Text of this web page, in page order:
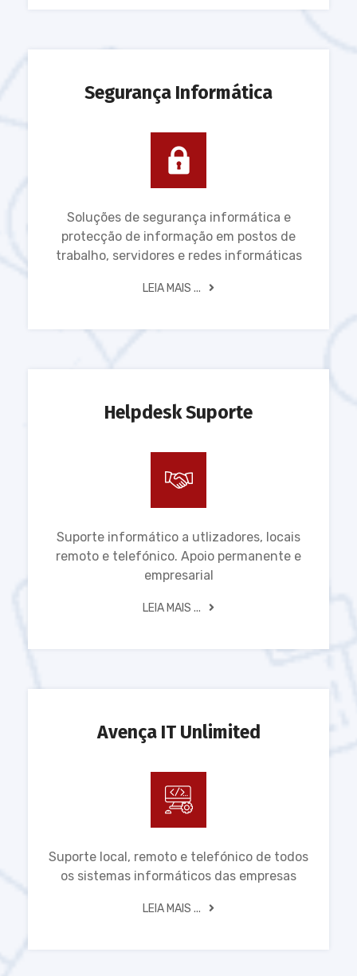
Segurança Informática
Soluções de segurança informática e
protecção de informação em postos de
trabalho, servidores e redes informáticas
LEIA MAIS ...
Helpdesk Suporte
Suporte informático a utlizadores, locais
remoto e telefónico. Apoio permanente e
empresarial
LEIA MAIS ...
Avença IT Unlimited
Suporte local, remoto e telefónico de todos
os sistemas informáticos das empresas
LEIA MAIS ...